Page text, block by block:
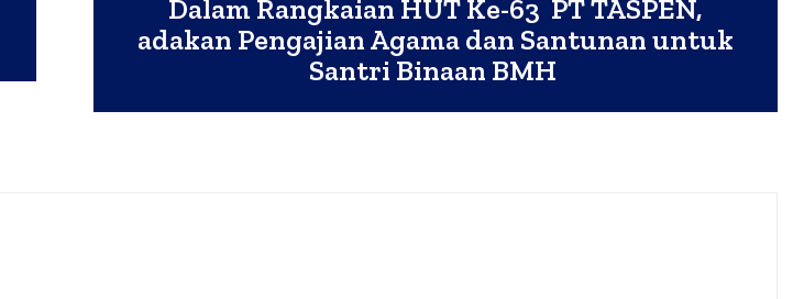
Dalam Rangkaian HUT Ke-63 PT TASPEN,
adakan Pengajian Agama dan Santunan untuk
Santri Binaan BMH